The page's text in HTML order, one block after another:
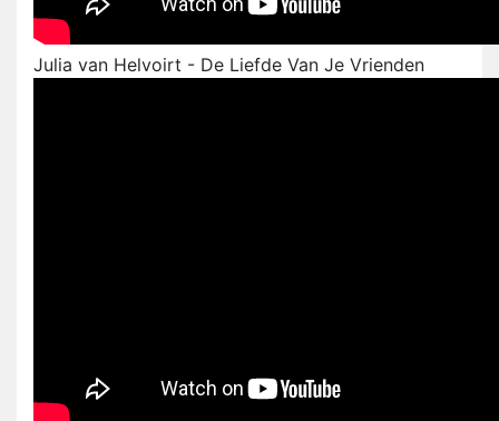
Julia van Helvoirt - De Liefde Van Je Vrienden